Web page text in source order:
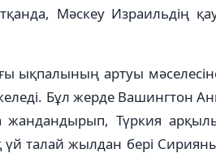
Мәскеу Израильдің
ық­па­лының артуы
Бұл жерде Вашингтон
жандандырып, Түркия
үй талай жылдан бері